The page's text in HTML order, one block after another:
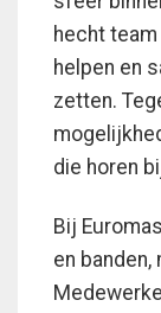
hecht team
helpen en
zetten.
die horen
Bij
en banden,